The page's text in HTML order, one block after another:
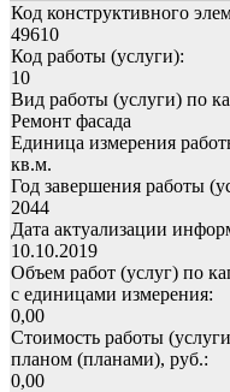
Код конструктивного
49610
Код работы (услуги):
10
Вид работы (услуги) по
Ремонт фасада
Единица измерения
кв.м.
Год завершения работы
2044
Дата актуализации
10.10.2019
Объем работ (услуг) по
с единицами измерения:
0,00
Стоимость работы
планом (планами), руб.:
0,00